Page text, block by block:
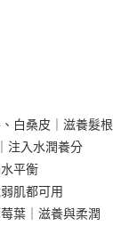
白桑皮｜滋養髮根
注入水潤養分
平衡
肌都可用
葉｜滋養與柔潤